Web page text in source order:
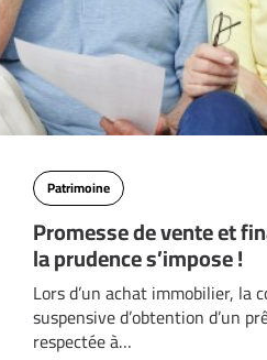
Patrimoine
Promesse de vente et
la prudence s’impose !
Lors d’un achat immobilier, la
suspensive d’obtention d’un
respectée à…